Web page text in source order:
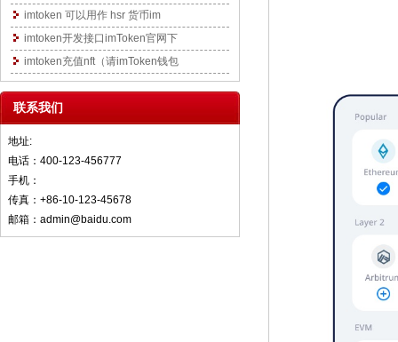
imtoken 可以用作 hsr 货币im
imtoken开发接口imToken官网下
imtoken充值nft（请imToken钱包
联系我们
地址:
电话：400-123-456777
手机：
传真：+86-10-123-45678
邮箱：admin@baidu.com